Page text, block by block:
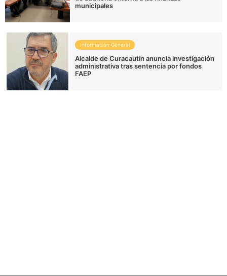
municipales
Información General
Alcalde de Curacautín anuncia investigación
administrativa tras sentencia por fondos
FAEP